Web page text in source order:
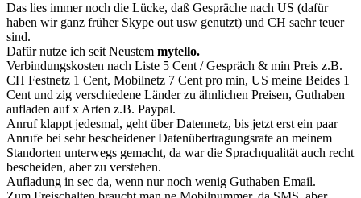
Das lies immer noch die Lücke, daß Gespräche nach US (dafür
haben wir ganz früher Skype out usw genutzt) und CH saehr teuer
sind.
Dafür nutze ich seit Neustem mytello.
Verbindungskosten nach Liste 5 Cent / Gespräch & min Preis z.B.
CH Festnetz 1 Cent, Mobilnetz 7 Cent pro min, US meine Beides 1
Cent und zig verschiedene Länder zu ähnlichen Preisen, Guthaben
aufladen auf x Arten z.B. Paypal.
Anruf klappt jedesmal, geht über Datennetz, bis jetzt erst ein paar
Anrufe bei sehr bescheidener Datenübertragungsrate an meinem
Standorten unterwegs gemacht, da war die Sprachqualität auch recht
bescheiden, aber zu verstehen.
Aufladung in sec da, wenn nur noch wenig Guthaben Email.